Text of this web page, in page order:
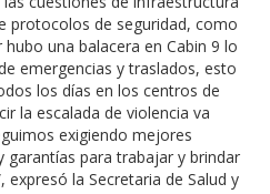
protocolos de seguridad, como
una balacera en Cabin 9 lo
emergencias y traslados, esto
los días en los centros de
la escalada de violencia va
exigiendo mejores
garantías para trabajar y brindar
expresó la Secretaria de Salud y